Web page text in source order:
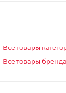
Все товары
Все товары